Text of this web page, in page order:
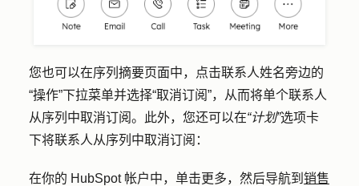
您也可以在序列摘要页面中，点击联系人姓名旁边的
“操作”下拉菜单并选择“取消订阅”，从而将单个联系人
从序列中取消订阅。此外，您还可以在“计划”选项卡
下将联系人从序列中取消订阅：
在你的 HubSpot 帐户中，单击更多，然后导航到 销售